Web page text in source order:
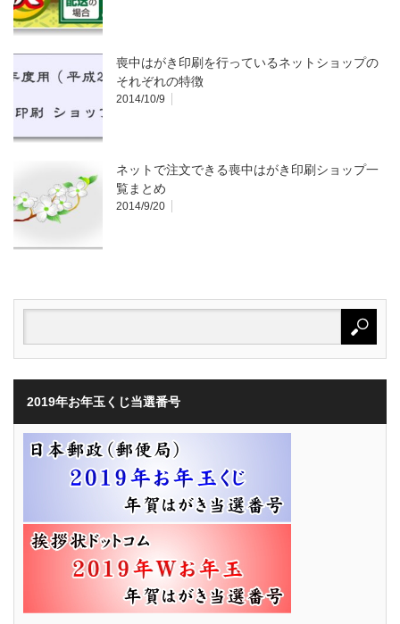
喪中はがき印刷を行っているネットショップの
それぞれの特徴
2014/10/9
ネットで注文できる喪中はがき印刷ショップ一
覧まとめ
2014/9/20
2019年お年玉くじ当選番号